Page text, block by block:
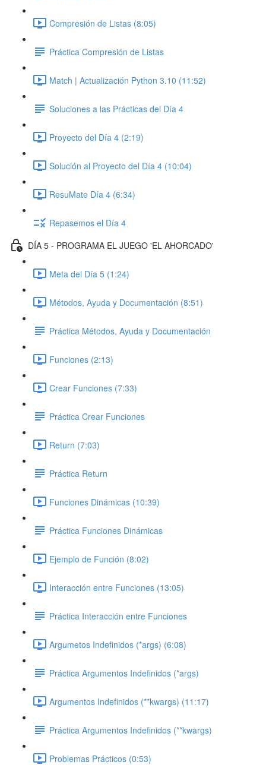
Compresión de Listas (8:05)
Práctica Compresión de Listas
Match | Actualización Python 3.10 (11:52)
Soluciones a las Prácticas del Día 4
Proyecto del Día 4 (2:19)
Solución al Proyecto del Día 4 (10:04)
ResuMate Día 4 (6:34)
Repasemos el Día 4
DÍA 5 - PROGRAMA EL JUEGO 'EL AHORCADO'
Meta del Día 5 (1:24)
Métodos, Ayuda y Documentación (8:51)
Práctica Métodos, Ayuda y Documentación
Funciones (2:13)
Crear Funciones (7:33)
Práctica Crear Funciones
Return (7:03)
Práctica Return
Funciones Dinámicas (10:39)
Práctica Funciones Dinámicas
Ejemplo de Función (8:02)
Interacción entre Funciones (13:05)
Práctica Interacción entre Funciones
Argumetos Indefinidos (*args) (6:08)
Práctica Argumentos Indefinidos (*args)
Argumentos Indefinidos (**kwargs) (11:17)
Práctica Argumentos Indefinidos (**kwargs)
Problemas Prácticos (0:53)